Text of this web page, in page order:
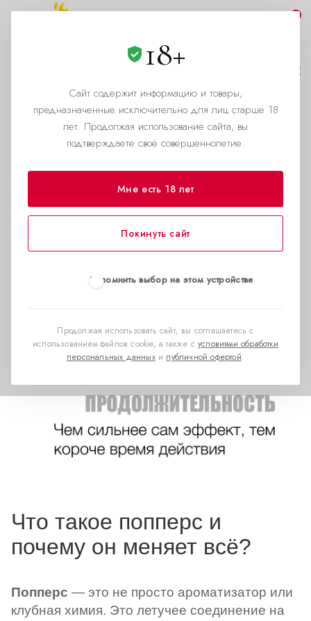
18+
Сайт содержит информацию и товары,
предназначенные исключительно для лиц старше 18
лет. Продолжая использование сайта, вы
подтверждаете своё совершеннолетие.
Мне есть 18 лет
Покинуть сайт
Запомнить выбор на этом устройстве
Продолжая использовать сайт, вы соглашаетесь с
использованием файлов cookie, а также сусловиями обработки
персональных данныхи публичной офертой.
Что такое попперс?
Главная страница — Помощь — Что такое попперс?
Что такое попперс и
почему он меняет всё?
Попперс — это не просто ароматизатор или
клубная химия. Это летучее соединение на